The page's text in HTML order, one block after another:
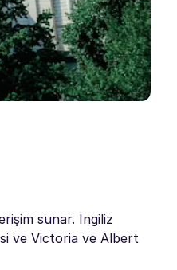
sunar. İngiliz
ve Victoria ve Albert